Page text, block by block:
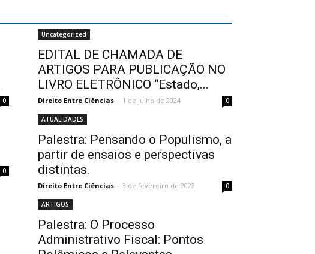
0
Uncategorized
EDITAL DE CHAMADA DE
ARTIGOS PARA PUBLICAÇÃO NO
LIVRO ELETRÔNICO “Estado,...
Direito Entre Ciências - 1 de julho de 2024 0
0
ATUALIDADES
Palestra: Pensando o Populismo, a
partir de ensaios e perspectivas
distintas.
Direito Entre Ciências - 3 de fevereiro de 2022 0
ARTIGOS
Palestra: O Processo
Administrativo Fiscal: Pontos